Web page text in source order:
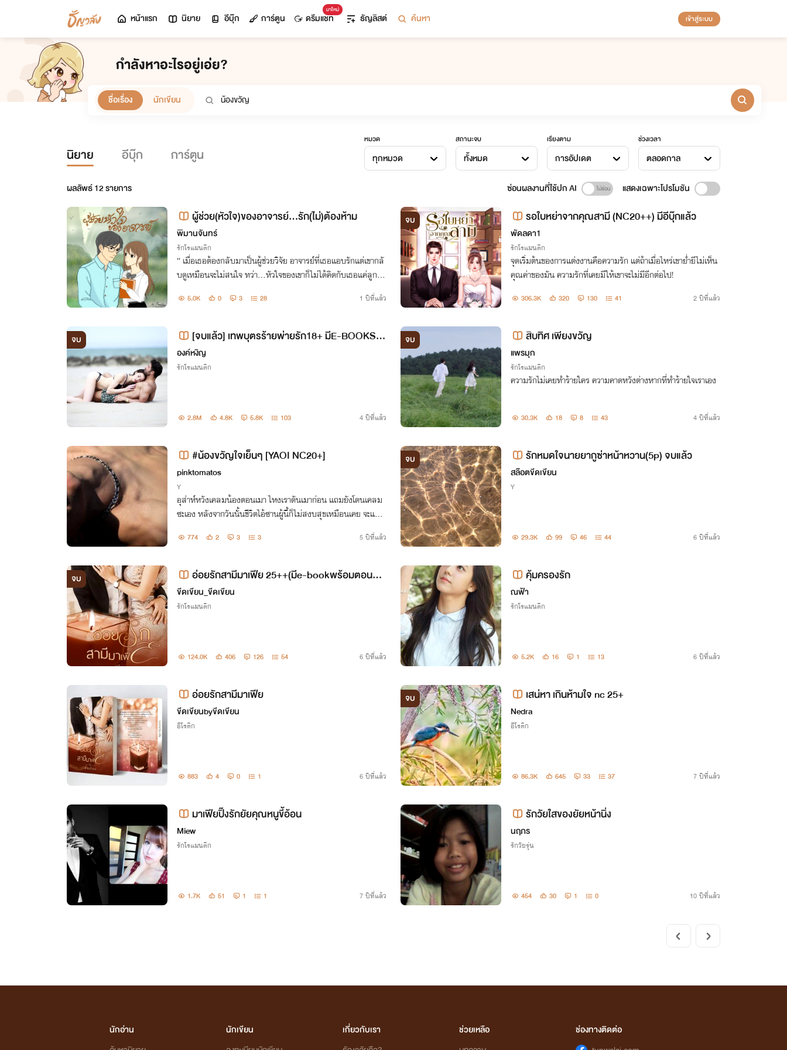
หน้าแรก นิยาย อีบุ๊ก การ์ตูน
มาใหม่
ดรีมแชท ธัญลิสต์ ค้นหา เข้าสู่ระบบ
กำลังหาอะไรอยู่เอ่ย?
ชื่อเรื่อง นักเขียน
นิยาย อีบุ๊ก การ์ตูน
หมวด
ทุกหมวด
สถานะจบ
ทั้งหมด
เรียงตาม
การอัปเดต
ช่วงเวลา
ตลอดกาล
ผลลัพธ์12รายการ ซ่อนผลงานที่ใช้ปก AI แสดงเฉพาะโปรโมชัน
ผู้ช่วย(หัวใจ)ของอาจารย์…รัก(ไม่)ต้องห้าม
พิมานจันทร์
รักโรแมนติก
“ เมื่อเธอต้องกลับมาเป็นผู้ช่วยวิจัย อาจารย์ที่เธอแอบรักแต่เขากลั
บดูเหมือนจะไม่สนใจ ทว่า…หัวใจของเขาก็ไม่ได้คิดกับเธอแค่ลูกศิษ
5.0K 0 3 28 1 ปีที่แล้ว
จบ รอใบหย่าจากคุณสามี (NC20++) มีอีบุ๊กแล้ว
พัดลดา1
รักโรแมนติก
จุดเริ่มต้นของการแต่งงานคือความรัก แต่ถ้าเมื่อไหร่เขาย่ำยีไม่เห็น
คุณค่าของมัน ความรักที่เคยมีให้เขาจะไม่มีอีกต่อไป!
306.3K 320 130 41 2 ปีที่แล้ว
จบ
[จบแล้ว] เทพบุตรร้ายพ่ายรัก18+ มีE-BOOKSค
รบสามคู่
องค์หงิญ
รักโรแมนติก
2.8M 4.8K 5.8K 103 4 ปีที่แล้ว
จบ สิบทิศ​ เพียง​ขวัญ​
แพรมุก
รักโรแมนติก
ความรักไม่เคยทำร้ายใคร ความคาดหวัง​ต่างหาก​ที่​ทำ​ร้า​ยใจ​เรา​เอง
30.3K 18 8 43 4 ปีที่แล้ว
#น้องขวัญใจเย็นๆ [YAOI NC20+]
pinktomatos
Y
อุส่าห์หวังเคลมน้องตอนเมา ไหงเราดันเมาก่อน แถมยังโดนเคลม
ซะเอง หลังจากวันนั้นชีวิตไอ้ซานผู้นี้ก็ไม่สงบสุขเหมือนเคย จะแอบ
774 2 3 3 5 ปีที่แล้ว
จบ รักหมดใจนายยากูซ่าหน้าหวาน(5p) จบแล้ว
สล๊อตขีดเขียน
Y
29.3K 99 46 44 6 ปีที่แล้ว
จบ
อ่อยรักสามีมาเฟีย 25++(มีe-bookพร้อมตอนพิเ
ศษ)​
ขีดเขียน_ขีดเขียน
รักโรแมนติก
124.0K 406 126 54 6 ปีที่แล้ว
คุ้มครองรัก
ณฟ้า
รักโรแมนติก
5.2K 16 1 13 6 ปีที่แล้ว
อ่อยรักสามีมาเฟีย
ขีดเขียน​byขีดเขียน
อีโรติก
883 4 0 1 6 ปีที่แล้ว
จบ เสน่หา เกินห้ามใจ nc 25+
Nedra
อีโรติก
86.3K 645 33 37 7 ปีที่แล้ว
มาเฟียปิ๊งรักยัยคุณหนูขี้อ้อน
Miew
รักโรแมนติก
1.7K 51 1 1 7 ปีที่แล้ว
รักวัยใสของยัยหน้านิ่ง
นฤภร
รักวัยรุ่น
454 30 1 0 10 ปีที่แล้ว
นักอ่าน
นักเขียน
เกี่ยวกับเรา
ช่วยเหลือ
ช่องทางติดต่อ